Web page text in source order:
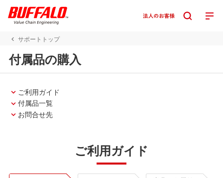
サポートトップ
付属品の購入
ご利用ガイド
付属品一覧
お問合せ先
ご利用ガイド